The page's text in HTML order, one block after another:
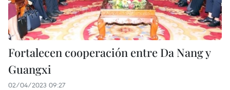
Fortalecen cooperación entre Da Nang y
Guangxi
02/04/2023 09:27